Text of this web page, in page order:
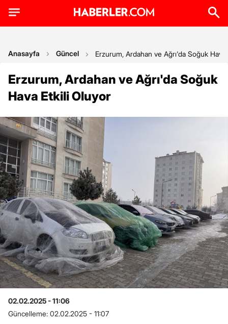
Anasayfa Güncel Erzurum, Ardahan ve Ağrı'da Soğuk
Erzurum, Ardahan ve Ağrı'da Soğuk
Hava Etkili Oluyor
02.02.2025 - 11:06
Güncelleme: 02.02.2025 - 11:07